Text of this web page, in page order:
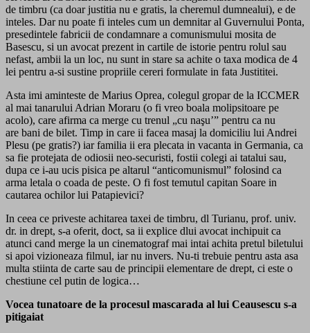
de timbru (ca doar justitia nu e gratis, la cheremul dumnealui), e de
inteles. Dar nu poate fi inteles cum un demnitar al Guvernului Ponta,
presedintele fabricii de condamnare a comunismului mosita de
Basescu, si un avocat prezent in cartile de istorie pentru rolul sau
nefast, ambii la un loc, nu sunt in stare sa achite o taxa modica de 4
lei pentru a-si sustine propriile cereri formulate in fata Justititei.
Asta imi aminteste de Marius Oprea, colegul gropar de la ICCMER
al mai tanarului Adrian Moraru (o fi vreo boala molipsitoare pe
acolo), care afirma ca merge cu trenul „cu naşu’” pentru ca nu
are bani de bilet. Timp in care ii facea masaj la domiciliu lui Andrei
Plesu (pe gratis?) iar familia ii era plecata in vacanta in Germania, ca
sa fie protejata de odiosii neo-securisti, fostii colegi ai tatalui sau,
dupa ce i-au ucis pisica pe altarul “anticomunismul” folosind ca
arma letala o coada de peste. O fi fost temutul capitan Soare in
cautarea ochilor lui Patapievici?
In ceea ce priveste achitarea taxei de timbru, dl Turianu, prof. univ.
dr. in drept, s-a oferit, doct, sa ii explice dlui avocat inchipuit ca
atunci cand merge la un cinematograf mai intai achita pretul biletului
si apoi vizioneaza filmul, iar nu invers. Nu-ti trebuie pentru asta asa
multa stiinta de carte sau de principii elementare de drept, ci este o
chestiune cel putin de logica…
Vocea tunatoare de la procesul mascarada al lui Ceausescu s-a
pitigaiat